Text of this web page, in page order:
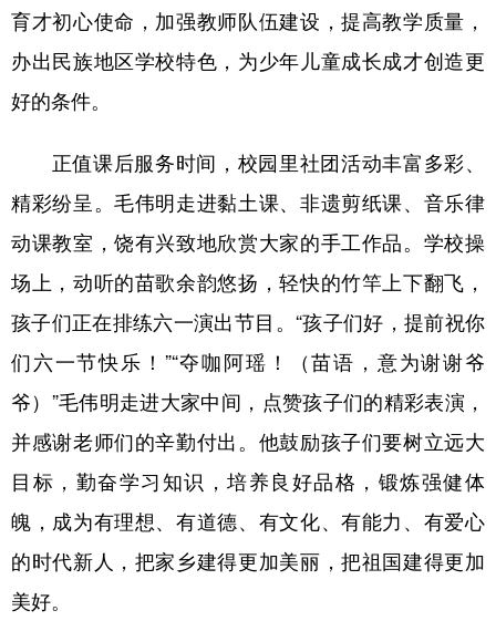
育才初心使命，加强教师队伍建设，提高教学质量，
办出民族地区学校特色，为少年儿童成长成才创造更
好的条件。
正值课后服务时间，校园里社团活动丰富多彩、
精彩纷呈。毛伟明走进黏土课、非遗剪纸课、音乐律
动课教室，饶有兴致地欣赏大家的手工作品。学校操
场上，动听的苗歌余韵悠扬，轻快的竹竿上下翻飞，
孩子们正在排练六一演出节目。“孩子们好，提前祝你
们六一节快乐！”“夺咖阿瑶！（苗语，意为谢谢爷
爷）”毛伟明走进大家中间，点赞孩子们的精彩表演，
并感谢老师们的辛勤付出。他鼓励孩子们要树立远大
目标，勤奋学习知识，培养良好品格，锻炼强健体
魄，成为有理想、有道德、有文化、有能力、有爱心
的时代新人，把家乡建得更加美丽，把祖国建得更加
美好。